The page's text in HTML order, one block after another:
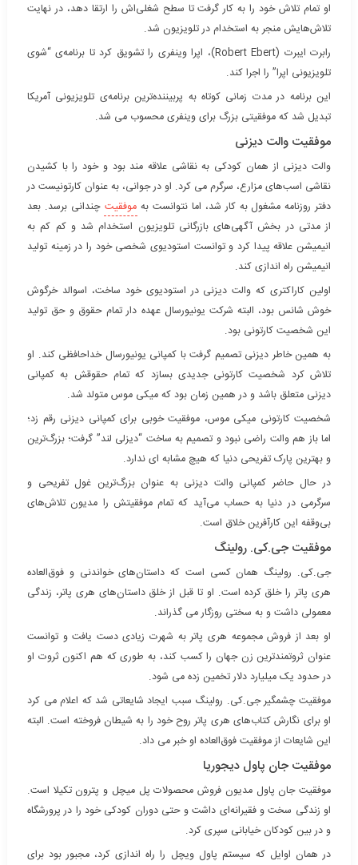
او تمام تلاش خود را به کار گرفت تا سطح شغلی‌اش را ارتقا دهد، در نهایت
تلاش‌هایش منجر به استخدام در تلویزیون شد.
رابرت ایبرت (Robert Ebert)، اپرا وینفری را تشویق کرد تا برنامه‌ی “شوی
تلویزیونی اپرا” را اجرا کند.
این برنامه در مدت زمانی کوتاه به پربیننده‌ترین برنامه‌ی تلویزیونی آمریکا
تبدیل شد که موفقیتی بزرگ برای وینفری محسوب می شد.
موفقیت والت دیزنی
والت دیزنی از همان کودکی به نقاشی علاقه مند بود و خود را با کشیدن
نقاشی اسب‌های مزارع، سرگرم می کرد. او در جوانی، به عنوان کارتونیست در
دفتر روزنامه مشغول به کار شد، اما نتوانست به موفقیت چندانی برسد. بعد
از مدتی در بخش آگهی‌های بازرگانی تلویزیون استخدام شد و کم کم به
انیمیشن علاقه پیدا کرد و توانست استودیوی شخصی خود را در زمینه تولید
انیمیشن راه اندازی کند.
اولین کاراکتری که والت دیزنی در استودیوی خود ساخت، اسوالد خرگوش
خوش شانس بود، البته شرکت یونیورسال عهده دار تمام حقوق و حق تولید
این شخصیت کارتونی بود.
به همین خاطر دیزنی تصمیم گرفت با کمپانی یونیورسال خداحافظی کند. او
تلاش کرد شخصیت کارتونی جدیدی بسازد که تمام حقوقش به کمپانی
دیزنی متعلق باشد و در همین زمان بود که میکی موس متولد شد.
شخصیت کارتونی میکی موس، موفقیت خوبی برای کمپانی دیزنی رقم زد؛
اما باز هم والت راضی نبود و تصمیم به ساخت “دیزلی لند” گرفت؛ بزرگ‌ترین
و بهترین پارک تفریحی دنیا که هیچ مشابه ای ندارد.
در حال حاضر کمپانی والت دیزنی به عنوان بزرگ‌ترین غول تفریحی و
سرگرمی در دنیا به حساب می‌آید که تمام موفقیتش را مدیون تلاش‌های
بی‌وقفه این کارآفرین خلاق است.
موفقیت جی.کی. رولینگ
جی.کی. رولینگ همان کسی است که داستان‌های خواندنی و فوق‌العاده
هری پاتر را خلق کرده است. او تا قبل از خلق داستان‌های هری پاتر، زندگی
معمولی داشت و به سختی روزگار می گذراند.
او بعد از فروش مجموعه هری پاتر به شهرت زیادی دست یافت و توانست
عنوان ثروتمندترین زن جهان را کسب کند، به طوری که هم اکنون ثروت او
در حدود یک میلیارد دلار تخمین زده می شود.
موفقیت چشمگیر جی.کی. رولینگ سبب ایجاد شایعاتی شد که اعلام می کرد
او برای نگارش کتاب‌های هری پاتر روح خود را به شیطان فروخته است. البته
این شایعات از موفقیت فوق‌العاده او خبر می داد.
موفقیت جان پاول دیجوریا
موفقیت جان پاول مدیون فروش محصولات پل میچل و پترون تکیلا است.
او زندگی سخت و فقیرانه‌ای داشت و حتی دوران کودکی خود را در پرورشگاه
و در بین کودکان خیابانی سپری کرد.
در همان اوایل که سیستم پاول ویچل را راه اندازی کرد، مجبور بود برای